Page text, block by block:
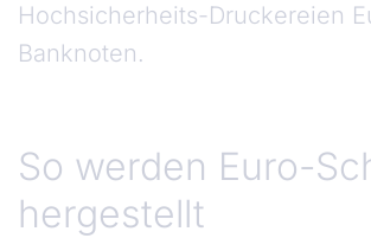
Hochsicherheits-Druckereien
Banknoten.
So werden Euro-
hergestellt